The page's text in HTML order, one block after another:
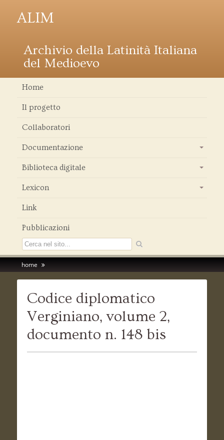
ALIM
Archivio della Latinità Italiana
del Medioevo
Home
Il progetto
Collaboratori
Documentazione
Biblioteca digitale
Lexicon
Link
Pubblicazioni
home
Codice diplomatico
Verginiano, volume 2,
documento n. 148 bis